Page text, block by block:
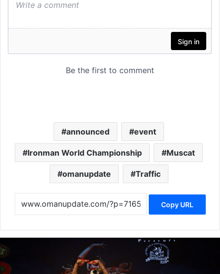
announced event
Ironman World Championship Muscat
omanupdate Traffic
Copy URL